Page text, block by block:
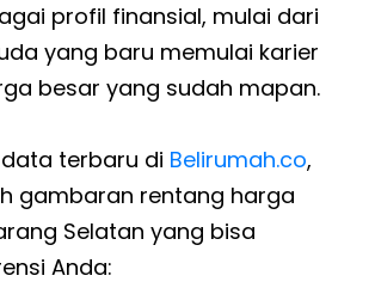
profil finansial, mulai dari
yang baru memulai karier
besar yang sudah mapan.
terbaru di Belirumah.co,
gambaran rentang harga
Selatan yang bisa
Anda: